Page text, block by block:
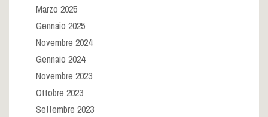
Marzo 2025
Gennaio 2025
Novembre 2024
Gennaio 2024
Novembre 2023
Ottobre 2023
Settembre 2023